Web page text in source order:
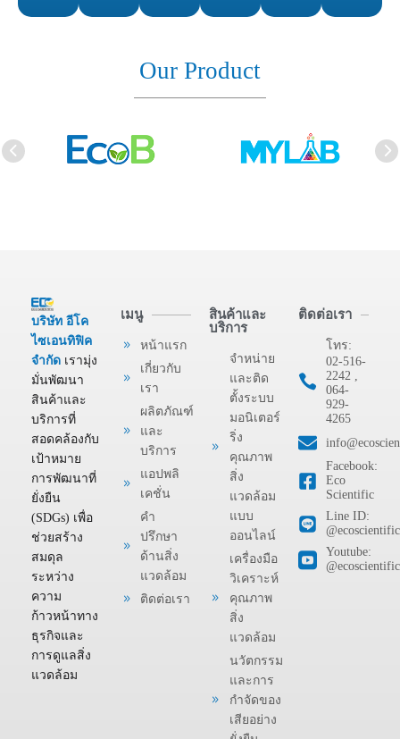
Our Product
บริษัท อีโค
ไซเอนทิฟิค
จำกัด เรามุ่ง
มั่นพัฒนา
สินค้าและ
บริการที่
สอดคล้องกับ
เป้าหมาย
การพัฒนาที่
ยั่งยืน
(SDGs) เพื่อ
ช่วยสร้าง
สมดุล
ระหว่าง
ความ
ก้าวหน้าทาง
ธุรกิจและ
การดูแลสิ่ง
แวดล้อม
เมนู
หน้าแรก
เกี่ยวกับ
เรา
ผลิตภัณฑ์
และ
บริการ
แอปพลิ
เคชั่น
คำ
ปรึกษา
ด้านสิ่ง
แวดล้อม
ติดต่อเรา
สินค้าและ
บริการ
จำหน่าย
และติด
ตั้งระบบ
มอนิเตอร์
ริ่ง
คุณภาพ
สิ่ง
แวดล้อม
แบบ
ออนไลน์
เครื่องมือ
วิเคราะห์
คุณภาพ
สิ่ง
แวดล้อม
นวัตกรรม
และการ
กำจัดของ
เสียอย่าง
ติดต่อเรา
โทร:
02-516-
2242 ,
064-
929-
4265
Facebook:
Eco
Scientific
Line ID:
@ecoscientific
Youtube:
@ecoscientific